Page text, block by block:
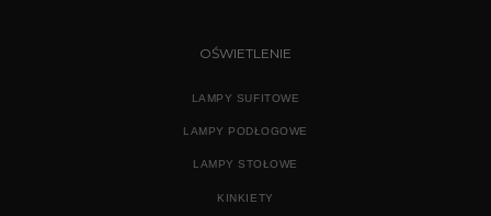
OŚWIETLENIE
LAMPY SUFITOWE
LAMPY PODŁOGOWE
LAMPY STOŁOWE
KINKIETY